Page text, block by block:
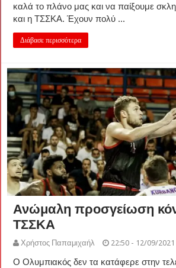
καλά το πλάνο μας και να παίξουμε
και η ΤΣΣΚΑ. Έχουν πολύ ...
Διάβασε περισσότερα
Ανώμαλη προσγείωση
ΤΣΣΚΑ
Χρήστος Παπαμιχαήλ 22:50 - 12/09/2021
Ο Ολυμπιακός δεν τα κατάφερε στην